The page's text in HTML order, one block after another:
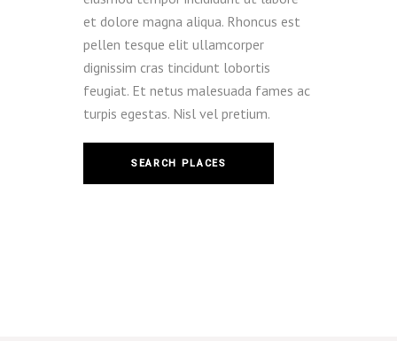
et dolore magna aliqua. Rhoncus est
pellen tesque elit ullamcorper
dignissim cras tincidunt lobortis
feugiat. Et netus malesuada fames ac
turpis egestas. Nisl vel pretium.
SEARCH PLACES